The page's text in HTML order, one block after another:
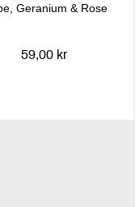
Geranium & Rose
59,00 kr